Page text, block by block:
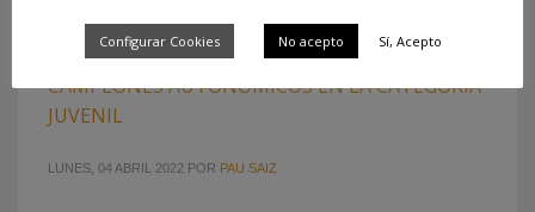
LA COMUNITAT VALENCIANA YA TIENE
CAMPEONES AUTONÓMICOS EN LA CATEGORÍA
JUVENIL
LUNES, 04 ABRIL 2022 POR PAU SAIZ
Configurar Cookies No acepto Sí, Acepto